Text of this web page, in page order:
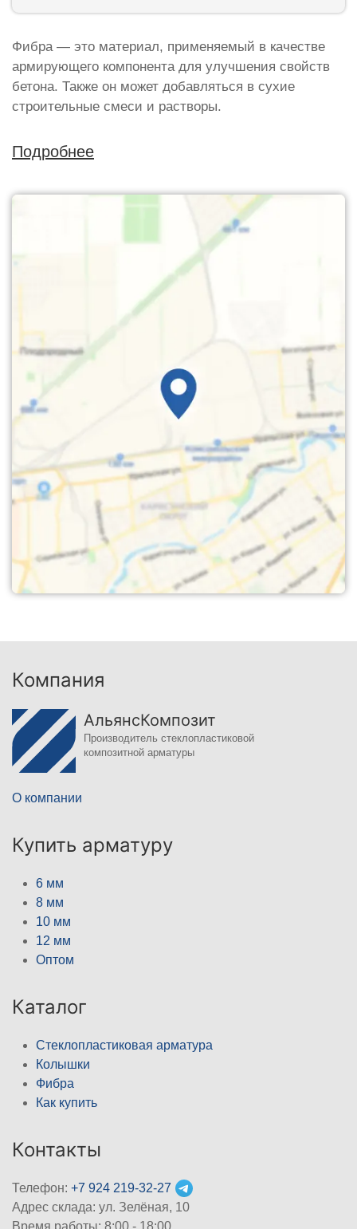
Фибра — это материал, применяемый в качестве
армирующего компонента для улучшения свойств
бетона. Также он может добавляться в сухие
строительные смеси и растворы.
Подробнее
Компания
АльянсКомпозит
Производитель стеклопластиковой
композитной арматуры
О компании
Купить арматуру
6 мм
8 мм
10 мм
12 мм
Оптом
Каталог
Стеклопластиковая арматура
Колышки
Фибра
Как купить
Контакты
Телефон: +7 924 219-32-27
Адрес склада: ул. Зелёная, 10
Время работы: 8:00 - 18:00